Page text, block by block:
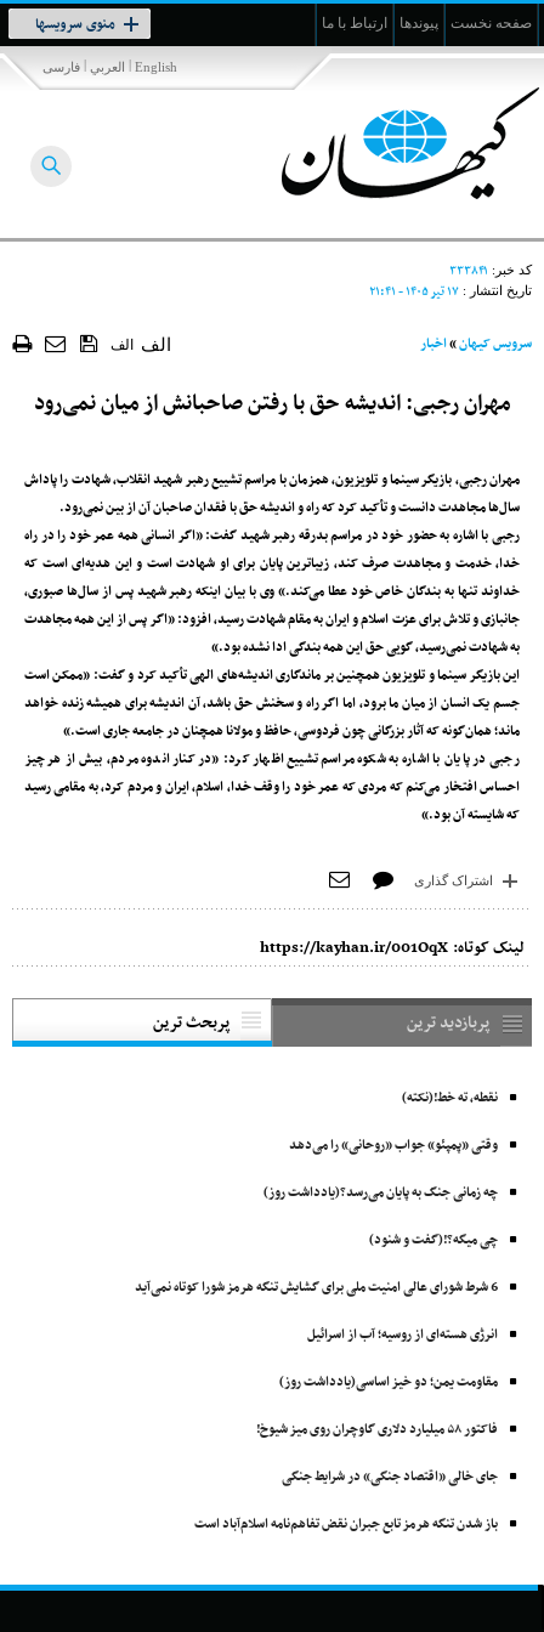
صفحه نخست پیوندها ارتباط با ما منوی سرویسها
Toggle
navigation
فارسی | العربي | English
کد خبر: ۳۳۳۸۴۱
تاریخ انتشار : ۱۷ تير ۱۴۰۵ - ۲۱:۴۱
سرویس کیهان»اخبار الف الف
مهران رجبی: اندیشه حق با رفتن صاحبانش از میان نمی‌رود
مهران رجبی، بازیگر سینما و تلویزیون، همزمان با مراسم تشییع رهبر شهید انقلاب، شهادت را پاداش
سال‌ها مجاهدت دانست و تأکید کرد که راه و اندیشه حق با فقدان صاحبان آن از بین نمی‌رود.
رجبی با اشاره به حضور خود در مراسم بدرقه رهبر شهید گفت: «اگر انسانی همه عمر خود را در راه
خدا، خدمت و مجاهدت صرف کند، زیباترین پایان برای او شهادت است و این هدیه‌ای است که
خداوند تنها به بندگان خاص خود عطا می‌کند.» وی با بیان اینکه رهبر شهید پس از سال‌ها صبوری،
جانبازی و تلاش برای عزت اسلام و ایران به مقام شهادت رسید، افزود: «اگر پس از این همه مجاهدت
به شهادت نمی‌رسید، گویی حق این همه بندگی ادا نشده بود.»
این بازیگر سینما و تلویزیون همچنین بر ماندگاری اندیشه‌های الهی تأکید کرد و گفت: «ممکن است
جسم یک انسان از میان ما برود، اما اگر راه و سخنش حق باشد، آن اندیشه برای همیشه زنده خواهد
ماند؛ همان‌گونه که آثار بزرگانی چون فردوسی، حافظ و مولانا همچنان در جامعه جاری است.»
رجبی در پایان با اشاره به شکوه مراسم تشییع اظهار کرد: «در کنار اندوه مردم، بیش از هر چیز
احساس افتخار می‌کنم که مردی که عمر خود را وقف خدا، اسلام، ایران و مردم کرد، به مقامی رسید
که شایسته آن بود.»
اشتراک گذاری
لینک کوتاه: https://kayhan.ir/001OqX
پربازدید ترین پربحث ترین
نقطه، ته خط!(نکته)
وقتی «پمپئو» جواب «روحانی» را می‌دهد
چه زمانی جنگ به پایان می‌رسد؟(یادداشت روز)
چی میگه؟!(گفت و شنود)
6 شرط شورای عالی امنیت ملی برای گشایش تنگه هرمز شورا کوتاه نمی‌آید
انرژی هسته‌ای از روسیه؛ آب از اسرائیل
مقاومت یمن؛ دو خیز اساسی(یادداشت روز)
فاکتور ۵۸ میلیارد دلاری گاوچران روی میز شیوخ!
جای خالی «اقتصاد جنگی» در شرایط جنگی
باز شدن تنگه هرمز تابع جبران نقض تفاهم‌نامه اسلام‌آباد است